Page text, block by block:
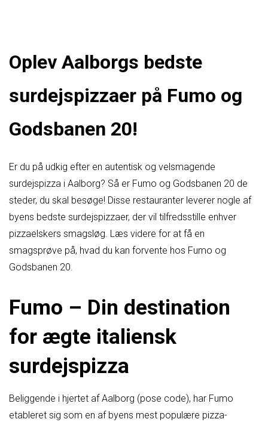
Oplev Aalborgs bedste
surdejspizzaer på Fumo og
Godsbanen 20!
Er du på udkig efter en autentisk og velsmagende
surdejspizza i Aalborg? Så er Fumo og Godsbanen 20 de
steder, du skal besøge! Disse restauranter leverer nogle af
byens bedste surdejspizzaer, der vil tilfredsstille enhver
pizzaelskers smagsløg. Læs videre for at få en
smagsprøve på, hvad du kan forvente hos Fumo og
Godsbanen 20.
Fumo – Din destination
for ægte italiensk
surdejspizza
Beliggende i hjertet af Aalborg (pose code), har Fumo
etableret sig som en af byens mest populære pizza-